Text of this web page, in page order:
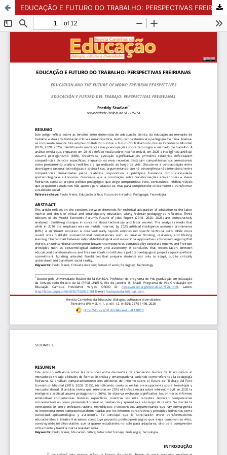
EDUCAÇÃO E FUTURO DO TRABALHO: PERSPECTIVAS FREIRIANAS